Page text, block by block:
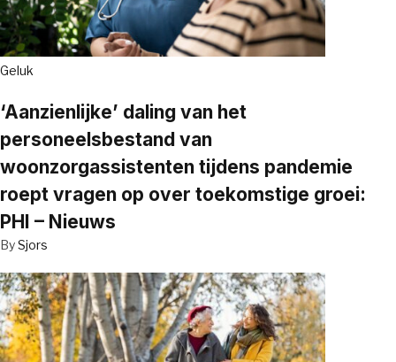
Geluk
‘Aanzienlijke’ daling van het
personeelsbestand van
woonzorgassistenten tijdens pandemie
roept vragen op over toekomstige groei:
PHI – Nieuws
BySjors